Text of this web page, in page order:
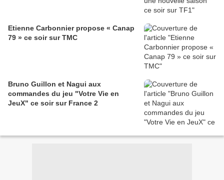
Etienne Carbonnier propose « Canap
79 » ce soir sur TMC
Bruno Guillon et Nagui aux
commandes du jeu "Votre Vie en
JeuX" ce soir sur France 2